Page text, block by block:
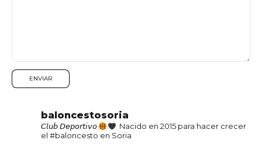
baloncestosoria
𝘊𝘭𝘶𝘣 𝘋𝘦𝘱𝘰𝘳𝘵𝘪𝘷𝘰
Nacido en 2015 para hacer crecer
el #baloncesto en Soria